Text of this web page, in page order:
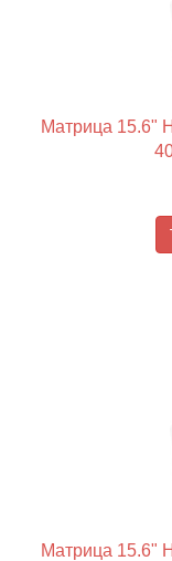
Матрица 15.6"
Матрица 15.6"